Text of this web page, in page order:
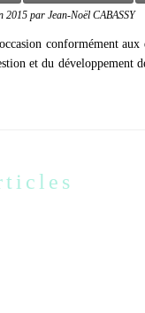
2015 par Jean-Noël CABASSY
conformément aux
et du développement